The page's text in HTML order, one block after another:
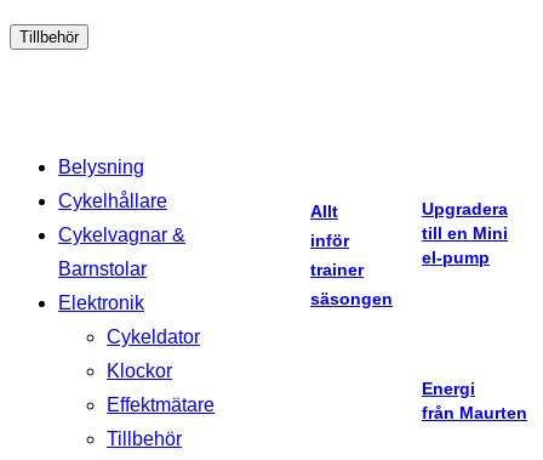
Tillbehör
Belysning
Cykelhållare
Cykelvagnar &
Barnstolar
Elektronik
Cykeldator
Klockor
Effektmätare
Tillbehör
Allt
inför
trainer
säsongen
Upgradera
till en Mini
el-pump
Energi
från Maurten